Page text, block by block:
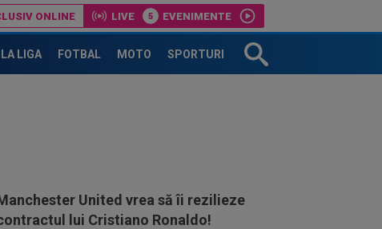
ONLINE LIVE EVENIMENTE
LA LIGA FOTBAL MOTO SPORTURI
United vrea să îi rezilieze
lui Cristiano Ronaldo!